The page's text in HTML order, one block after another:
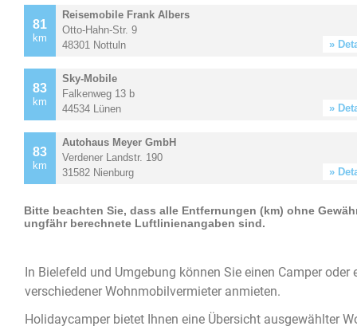
In Bielefeld und Umgebung können Sie einen Camper oder
verschiedener Wohnmobilvermieter anmieten.
Holidaycamper bietet Ihnen eine Übersicht ausgewählter